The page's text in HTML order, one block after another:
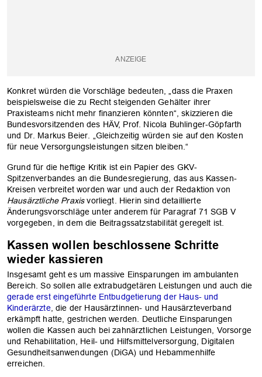
Konkret würden die Vorschläge bedeuten, „dass die Praxen
beispielsweise die zu Recht steigenden Gehälter ihrer
Praxisteams nicht mehr finanzieren könnten“, skizzieren die
Bundesvorsitzenden des HÄV, Prof. Nicola Buhlinger-Göpfarth
und Dr. Markus Beier. „Gleichzeitig würden sie auf den Kosten
für neue Versorgungsleistungen sitzen bleiben.“
Grund für die heftige Kritik ist ein Papier des GKV-
Spitzenverbandes an die Bundesregierung, das aus Kassen-
Kreisen verbreitet worden war und auch der Redaktion von
Hausärztliche Praxisvorliegt. Hierin sind detaillierte
Änderungsvorschläge unter anderem für Paragraf 71 SGB V
vorgegeben, in dem die Beitragssatzstabilität geregelt ist.
Kassen wollen beschlossene Schritte
wieder kassieren
Insgesamt geht es um massive Einsparungen im ambulanten
Bereich. So sollen alle extrabudgetären Leistungen und auch die
gerade erst eingeführte Entbudgetierung der Haus- und
Kinderärzte, die der Hausärztinnen- und Hausärzteverband
erkämpft hatte, gestrichen werden. Deutliche Einsparungen
wollen die Kassen auch bei zahnärztlichen Leistungen, Vorsorge
und Rehabilitation, Heil- und Hilfsmittelversorgung, Digitalen
Gesundheitsanwendungen (DiGA) und Hebammenhilfe
erreichen.